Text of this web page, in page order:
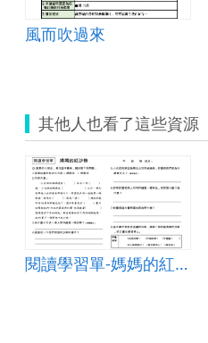
風而吹過來
其他人也看了這些資源
閱讀學習單-媽媽的紅沙發